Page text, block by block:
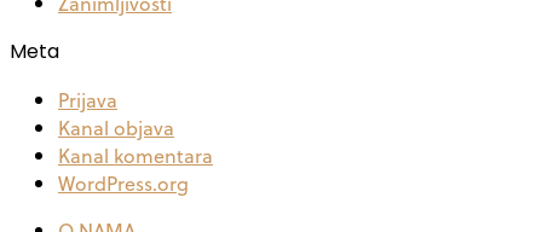
Meta
Prijava
Kanal objava
Kanal komentara
WordPress.org